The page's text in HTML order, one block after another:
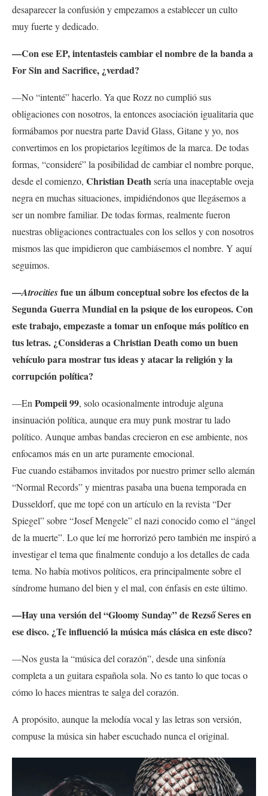
desaparecer la confusión y empezamos a establecer un culto
muy fuerte y dedicado.
—Con ese EP, intentasteis cambiar el nombre de la banda a
For Sin and Sacrifice, ¿verdad?
—No “intenté” hacerlo. Ya que Rozz no cumplió sus
obligaciones con nosotros, la entonces asociación igualitaria que
formábamos por nuestra parte David Glass, Gitane y yo, nos
convertimos en los propietarios legítimos de la marca. De todas
formas, “consideré” la posibilidad de cambiar el nombre porque,
desde el comienzo, Christian Deathsería una inaceptable oveja
negra en muchas situaciones, impidiéndonos que llegásemos a
ser un nombre familiar. De todas formas, realmente fueron
nuestras obligaciones contractuales con los sellos y con nosotros
mismos las que impidieron que cambiásemos el nombre. Y aquí
seguimos.
—Atrocitiesfue un álbum conceptual sobre los efectos de la
Segunda Guerra Mundial en la psique de los europeos. Con
este trabajo, empezaste a tomar un enfoque más político en
tus letras. ¿Consideras aChristian Death como un buen
vehículo para mostrar tus ideas y atacar la religión y la
corrupción política?
—EnPompeii 99, solo ocasionalmente introduje alguna
insinuación política, aunque era muy punk mostrar tu lado
político. Aunque ambas bandas crecieron en ese ambiente, nos
enfocamos más en un arte puramente emocional.
Fue cuando estábamos invitados por nuestro primer sello alemán
“Normal Records” y mientras pasaba una buena temporada en
Dusseldorf, que me topé con un artículo en la revista “Der
Spiegel” sobre “Josef Mengele” el nazi conocido como el “ángel
de la muerte”. Lo que leí me horrorizó pero también me inspiró a
investigar el tema que finalmente condujo a los detalles de cada
tema. No había motivos políticos, era principalmente sobre el
síndrome humano del bien y el mal, con énfasis en este último.
—Hay una versión del “Gloomy Sunday” de Rezső Seres en
ese disco. ¿Te influenció la música más clásica en este disco?
—Nos gusta la “música del corazón”, desde una sinfonía
completa a un guitara española sola. No es tanto lo que tocas o
cómo lo haces mientras te salga del corazón.
A propósito, aunque la melodía vocal y las letras son versión,
compuse la música sin haber escuchado nunca el original.